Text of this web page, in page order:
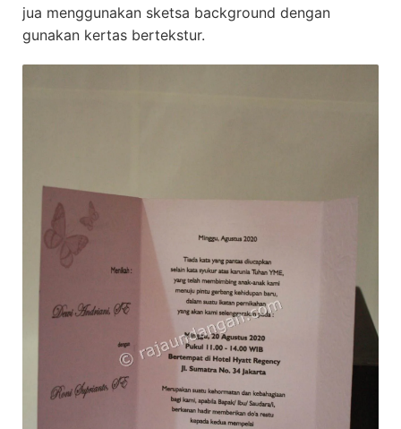
jua menggunakan sketsa background dengan
gunakan kertas bertekstur.